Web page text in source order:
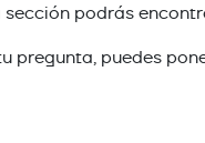
sección podrás
pregunta, puedes